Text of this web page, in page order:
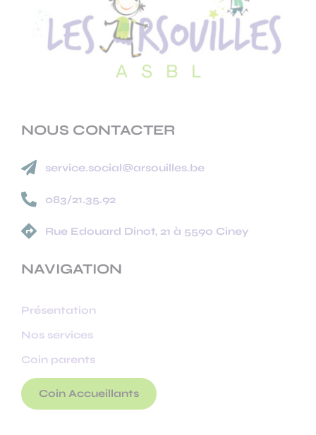
NOUS CONTACTER
 service.social@arsouilles.be
 083/21.35.92
 Rue Edouard Dinot, 21 à 5590 Ciney
NAVIGATION
Présentation
Nos services
Coin parents
Coin Accueillants